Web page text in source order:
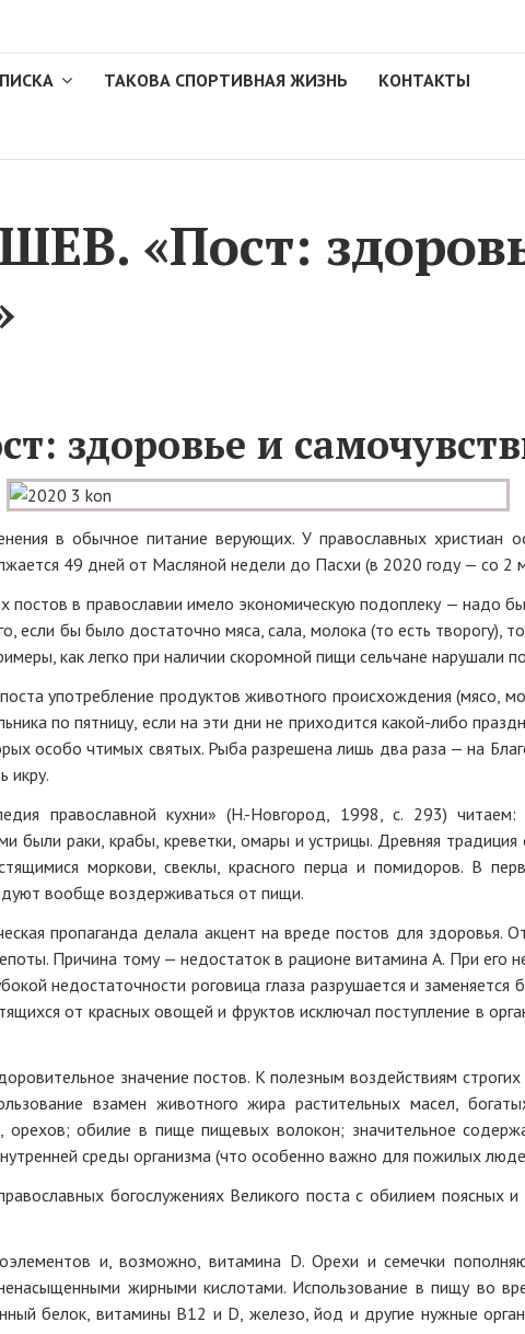
ТАКОВА СПОРТИВНАЯ ЖИЗНЬ КОНТАКТЫ
«Пост:
здоровье и
в обычное питание верующих. У православных христиан
49 дней от Масляной недели до Пасхи (в 2020 году — со 2
постов в православии имело экономическую подоплеку — надо
если бы было достаточно мяса, сала, молока (то есть
как легко при наличии скоромной пищи сельчане нарушали
употребление продуктов животного происхождения (мясо,
по пятницу, если на эти дни не приходится какой-либо
особо чтимых святых. Рыба разрешена лишь два раза — на
икру.
православной кухни» (Н.-Новгород, 1998, с. 293)
были раки, крабы, креветки, омары и устрицы. Древняя
моркови, свеклы, красного перца и помидоров. В
вообще воздерживаться от пищи.
пропаганда делала акцент на вреде постов для здоровья.
Причина тому — недостаток в рационе витамина А. При его
недостаточности роговица глаза разрушается и
от красных овощей и фруктов исключал поступление в
значение постов. К полезным воздействиям строгих
взамен животного жира растительных масел,
обилие в пище пищевых волокон; значительное
среды организма (что особенно важно для пожилых
богослужениях Великого поста с обилием поясных
и, возможно, витамина D. Орехи и семечки
жирными кислотами. Использование в пищу во
белок, витамины В12 и D, железо, йод и другие нужные